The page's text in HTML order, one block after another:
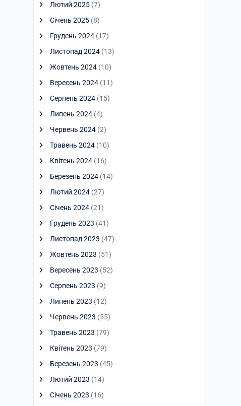
Лютий 2025 (7)
Січень 2025 (8)
Грудень 2024 (17)
Листопад 2024 (13)
Жовтень 2024 (10)
Вересень 2024 (11)
Серпень 2024 (15)
Липень 2024 (4)
Червень 2024 (2)
Травень 2024 (10)
Квітень 2024 (16)
Березень 2024 (14)
Лютий 2024 (27)
Січень 2024 (21)
Грудень 2023 (41)
Листопад 2023 (47)
Жовтень 2023 (51)
Вересень 2023 (52)
Серпень 2023 (9)
Липень 2023 (12)
Червень 2023 (55)
Травень 2023 (79)
Квітень 2023 (79)
Березень 2023 (45)
Лютий 2023 (14)
Січень 2023 (16)